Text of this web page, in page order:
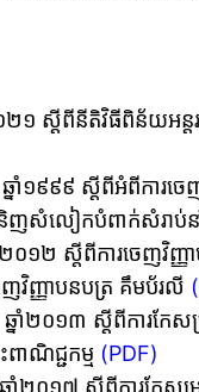
១ ស្តីពីនីតិវិធីពិន័យអន្
៩៩៩ ស្តីពីអំពីការចេញ
និញសំលៀកបំពាក់សំរាប់
១២ ស្តីពីការចេញវិញ្
ញវិញ្ញាបនបត្រ គឹមប័រលី
ាំ២០១៣ ស្តីពីការកែស
ាណិជ្ជកម្ម (PDF)
នាំ២០១៧ ស្តីពីការកែ